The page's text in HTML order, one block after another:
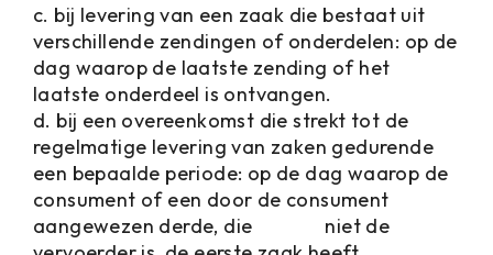
c. bij levering van een zaak die bestaat uit
verschillende zendingen of onderdelen: op de
dag waarop de laatste zending of het
laatste onderdeel is ontvangen.
d. bij een overeenkomst die strekt tot de
regelmatige levering van zaken gedurende
een bepaalde periode: op de dag waarop de
consument of een door de consument
aangewezen derde, die niet de